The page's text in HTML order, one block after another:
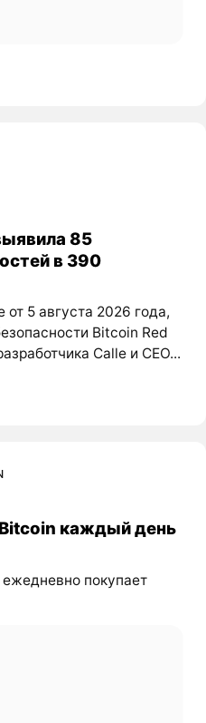
85
в 390
5 августа 2026 года,
Bitcoin Red
Calle и CEO...
каждый день
покупает